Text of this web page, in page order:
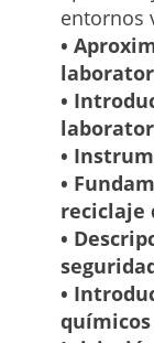
entornos
•
•
•
•
reciclaje
•
•